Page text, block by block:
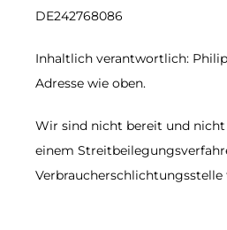
DE242768086
Inhaltlich verantwortlich:
Adresse wie oben.
Wir sind nicht bereit und
einem
Verbraucherschlichtungsstelle